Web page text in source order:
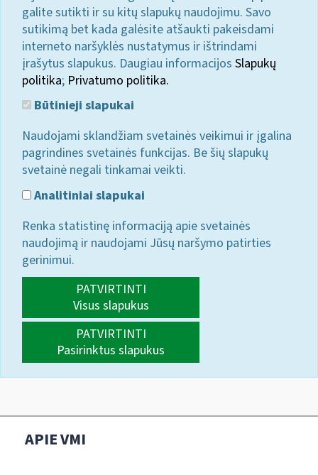
galite sutikti ir su kitų slapukų naudojimu. Savo
sutikimą bet kada galėsite atšaukti pakeisdami
interneto naršyklės nustatymus ir ištrindami
įrašytus slapukus. Daugiau informacijos Slapukų
politika; Privatumo politika.
Būtinieji slapukai
Naudojami sklandžiam svetainės veikimui ir įgalina
pagrindines svetainės funkcijas. Be šių slapukų
svetainė negali tinkamai veikti.
Analitiniai slapukai
Renka statistinę informaciją apie svetainės
naudojimą ir naudojami Jūsų naršymo patirties
gerinimui.
PATVIRTINTI
Visus slapukus
PATVIRTINTI
Pasirinktus slapukus
APIE VMI